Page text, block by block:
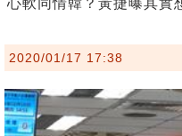
心軟同情韓？黃捷曝其實
2020/01/17 17:38